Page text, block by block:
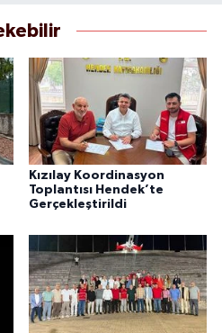
Kızılay Koordinasyon
Toplantısı Hendek’te
Gerçekleştirildi